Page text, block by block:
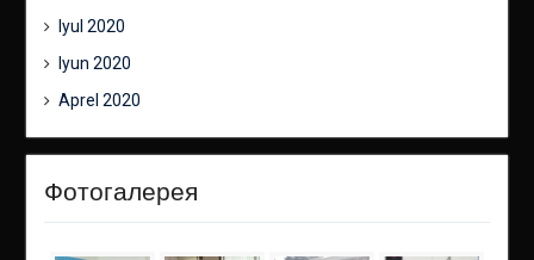
Iyul 2020
Iyun 2020
Aprel 2020
Фотогалерея